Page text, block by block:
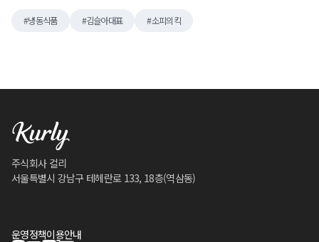
냉동식품 김슬아대표 소피의킥
주식회사 컬리
서울특별시 강남구 테헤란로 133, 18층(역삼동)
운영정책이용안내